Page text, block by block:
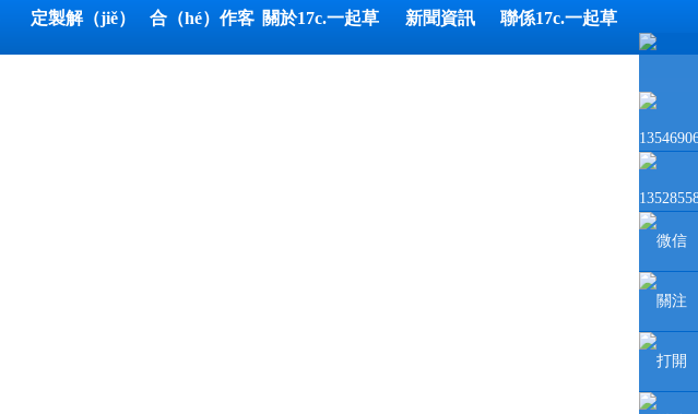
定製解（jiě） 合（hé）作客 關於17c.一起草 新聞資訊 聯係17c.一起草
微信
聯係人
（rén）
關注
微信公
打開